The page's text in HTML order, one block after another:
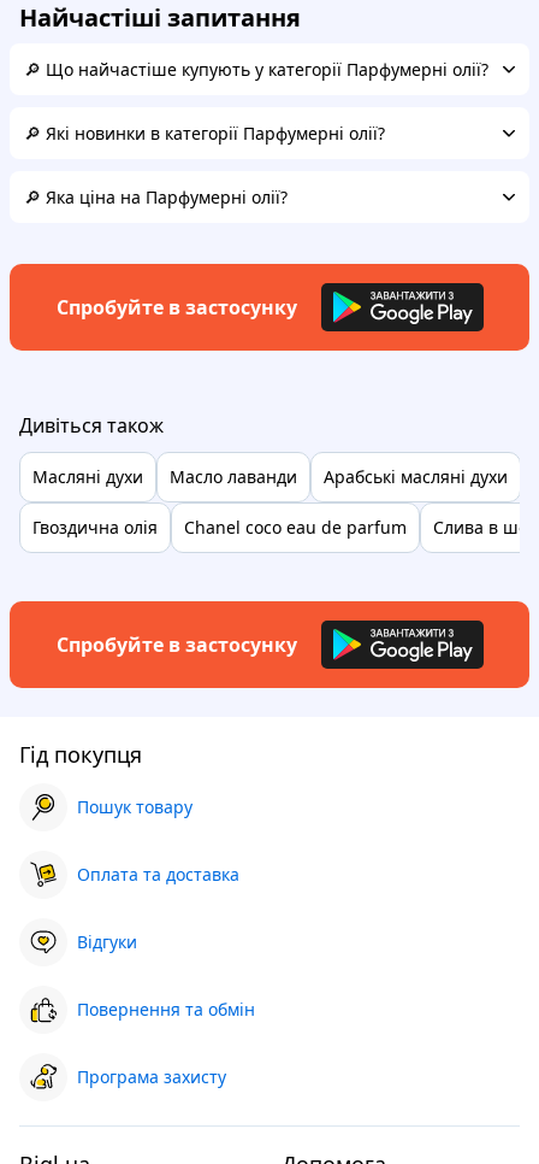
Найчастіші запитання
🔎 Що найчастіше купують у категорії Парфумерні олії?
🔎 Які новинки в категорії Парфумерні олії?
🔎 Яка ціна на Парфумерні олії?
Спробуйте в застосунку
Дивіться також
Масляні духи Масло лаванди Арабські масляні духи
Гвоздична олія Chanel coco eau de parfum Слива в
Спробуйте в застосунку
Гід покупця
Пошук товару
Оплата та доставка
Відгуки
Повернення та обмін
Програма захисту